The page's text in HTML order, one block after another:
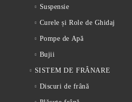
Suspensie
Curele și Role de Ghidaj
Pompe de Apă
Bujii
SISTEM DE FRÂNARE
Discuri de frână